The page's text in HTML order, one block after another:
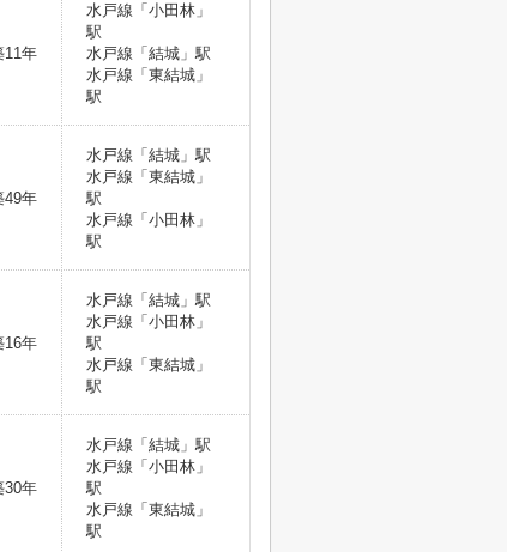
11年
水戸線「小田林」
駅
水戸線「結城」駅
水戸線「東結城」
駅
49年
水戸線「結城」駅
水戸線「東結城」
駅
水戸線「小田林」
駅
16年
水戸線「結城」駅
水戸線「小田林」
駅
水戸線「東結城」
駅
30年
水戸線「結城」駅
水戸線「小田林」
駅
水戸線「東結城」
駅